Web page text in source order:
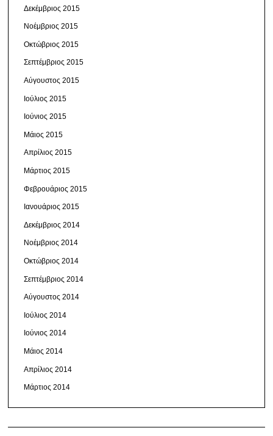
Δεκέμβριος 2015
Νοέμβριος 2015
Οκτώβριος 2015
Σεπτέμβριος 2015
Αύγουστος 2015
Ιούλιος 2015
Ιούνιος 2015
Μάιος 2015
Απρίλιος 2015
Μάρτιος 2015
Φεβρουάριος 2015
Ιανουάριος 2015
Δεκέμβριος 2014
Νοέμβριος 2014
Οκτώβριος 2014
Σεπτέμβριος 2014
Αύγουστος 2014
Ιούλιος 2014
Ιούνιος 2014
Μάιος 2014
Απρίλιος 2014
Μάρτιος 2014